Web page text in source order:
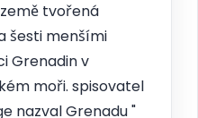
tvořená
šesti menšími
Grenadin v
moři. spisovatel
nazval Grenadu "